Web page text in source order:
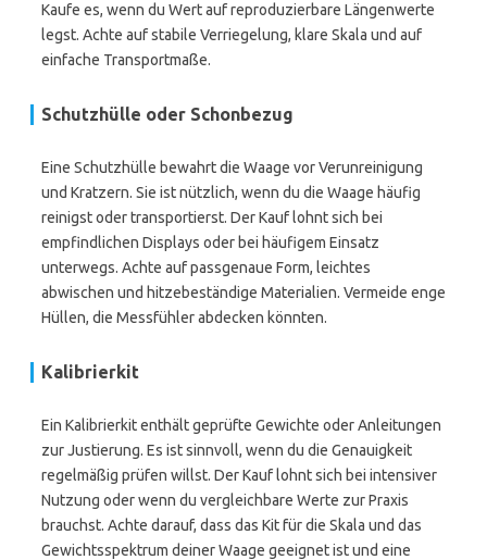
Kaufe es, wenn du Wert auf reproduzierbare Längenwerte
legst. Achte auf stabile Verriegelung, klare Skala und auf
einfache Transportmaße.
Schutzhülle oder Schonbezug
Eine Schutzhülle bewahrt die Waage vor Verunreinigung
und Kratzern. Sie ist nützlich, wenn du die Waage häufig
reinigst oder transportierst. Der Kauf lohnt sich bei
empfindlichen Displays oder bei häufigem Einsatz
unterwegs. Achte auf passgenaue Form, leichtes
abwischen und hitzebeständige Materialien. Vermeide enge
Hüllen, die Messfühler abdecken könnten.
Kalibrierkit
Ein Kalibrierkit enthält geprüfte Gewichte oder Anleitungen
zur Justierung. Es ist sinnvoll, wenn du die Genauigkeit
regelmäßig prüfen willst. Der Kauf lohnt sich bei intensiver
Nutzung oder wenn du vergleichbare Werte zur Praxis
brauchst. Achte darauf, dass das Kit für die Skala und das
Gewichtsspektrum deiner Waage geeignet ist und eine